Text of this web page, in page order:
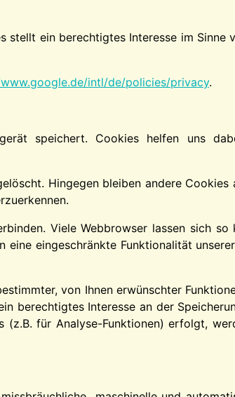
stellt ein berechtigtes Interesse im Sinne
intl/de/policies/privacy.
speichert. Cookies helfen uns
Hingegen bleiben andere Cookies
Viele Webbrowser lassen sich so
eingeschränkte Funktionalität
von Ihnen erwünschter
berechtigtes Interesse an der
für Analyse-Funktionen) erfolgt,